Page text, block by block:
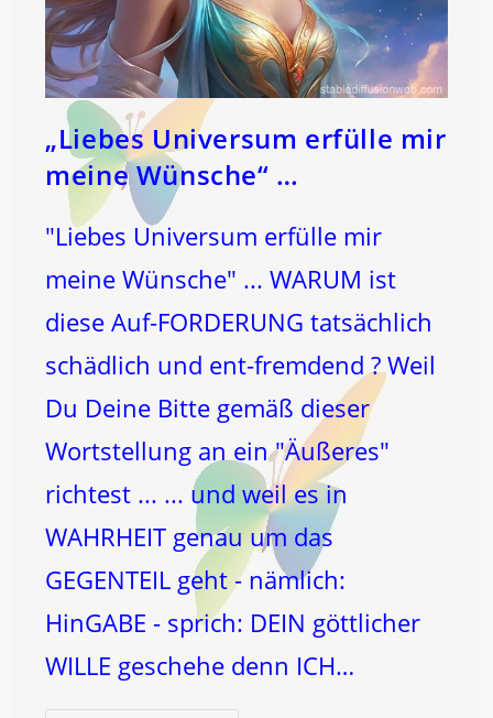
„Liebes Universum erfülle mir
meine Wünsche“ …
"Liebes Universum erfülle mir
meine Wünsche" ... WARUM ist
diese Auf-FORDERUNG tatsächlich
schädlich und ent-fremdend ? Weil
Du Deine Bitte gemäß dieser
Wortstellung an ein "Äußeres"
richtest ... ... und weil es in
WAHRHEIT genau um das
GEGENTEIL geht - nämlich:
HinGABE - sprich: DEIN göttlicher
WILLE geschehe denn ICH…